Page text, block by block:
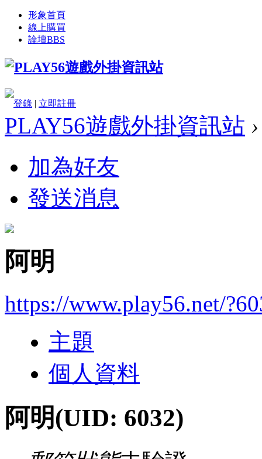
形象首頁
線上購買
論壇BBS
登錄 | 立即註冊
PLAY56遊戲外掛資訊站 ›
加為好友
發送消息
阿明
https://www.play56.net/
主題
個人資料
阿明(UID: 6032)